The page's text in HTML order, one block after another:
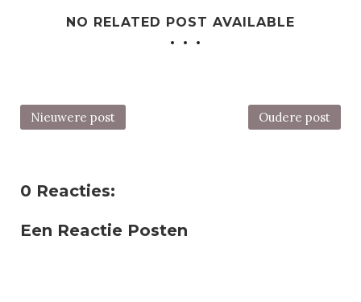
NO RELATED POST AVAILABLE
Nieuwere post Oudere post
0 Reacties:
Een Reactie Posten